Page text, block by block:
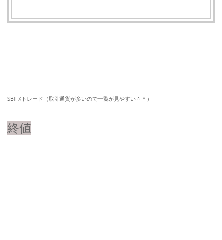
SBIFXトレード（取引通貨が多いので一覧が見やすい＾＾）​
終値